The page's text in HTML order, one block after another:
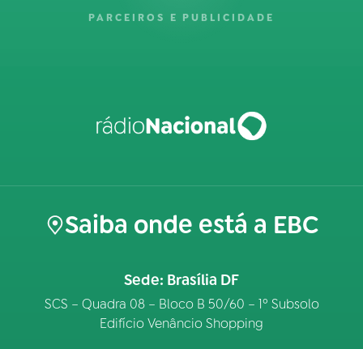
PARCEIROS E PUBLICIDADE
Saiba onde está a EBC
Sede: Brasília DF
SCS – Quadra 08 – Bloco B 50/60 – 1º Subsolo
Edifício Venâncio Shopping